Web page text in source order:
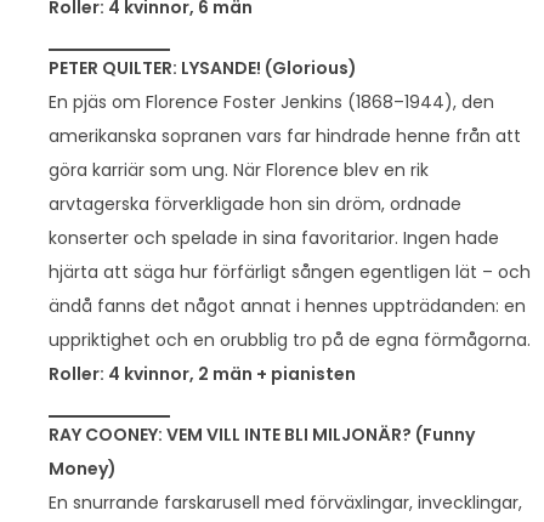
Roller: 4 kvinnor, 6 män
PETER QUILTER: LYSANDE! (Glorious)
En pjäs om Florence Foster Jenkins (1868–1944), den
amerikanska sopranen vars far hindrade henne från att
göra karriär som ung. När Florence blev en rik
arvtagerska förverkligade hon sin dröm, ordnade
konserter och spelade in sina favoritarior. Ingen hade
hjärta att säga hur förfärligt sången egentligen lät – och
ändå fanns det något annat i hennes uppträdanden: en
uppriktighet och en orubblig tro på de egna förmågorna.
Roller: 4 kvinnor, 2 män + pianisten
RAY COONEY: VEM VILL INTE BLI MILJONÄR? (Funny
Money)
En snurrande farskarusell med förväxlingar, invecklingar,